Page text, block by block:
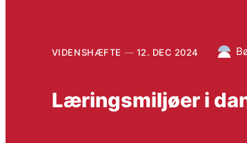
VIDENSHÆFTE 12. DEC 2024
Læringsmiljøer i